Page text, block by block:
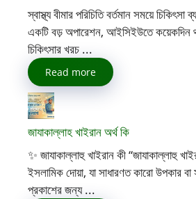
স্বাস্থ্য বীমার পরিচিতি বর্তমান সময়ে
একটি বড় অপারেশন, আইসিইউতে কয়েকদিন
চিকিৎসার খরচ ...
Read more
জাযাকাল্লাহ খাইরান অর্থ কি
✨ জাযাকাল্লাহু খাইরান কী “জাযাকাল্লাহু
ইসলামিক দোয়া, যা সাধারণত কারো উপকার বা
প্রকাশের জন্য ...